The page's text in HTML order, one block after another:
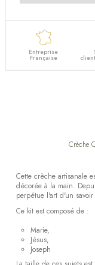
Entreprise
Française
Crèche
Cette crèche artisanale
décorée à la main.
perpétue l'art d'un
Ce kit est composé de :
Marie,
Jésus,
Joseph